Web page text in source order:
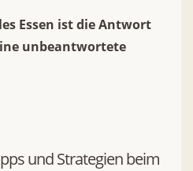
Essen ist die Antwort
unbeantwortete
und Strategien beim